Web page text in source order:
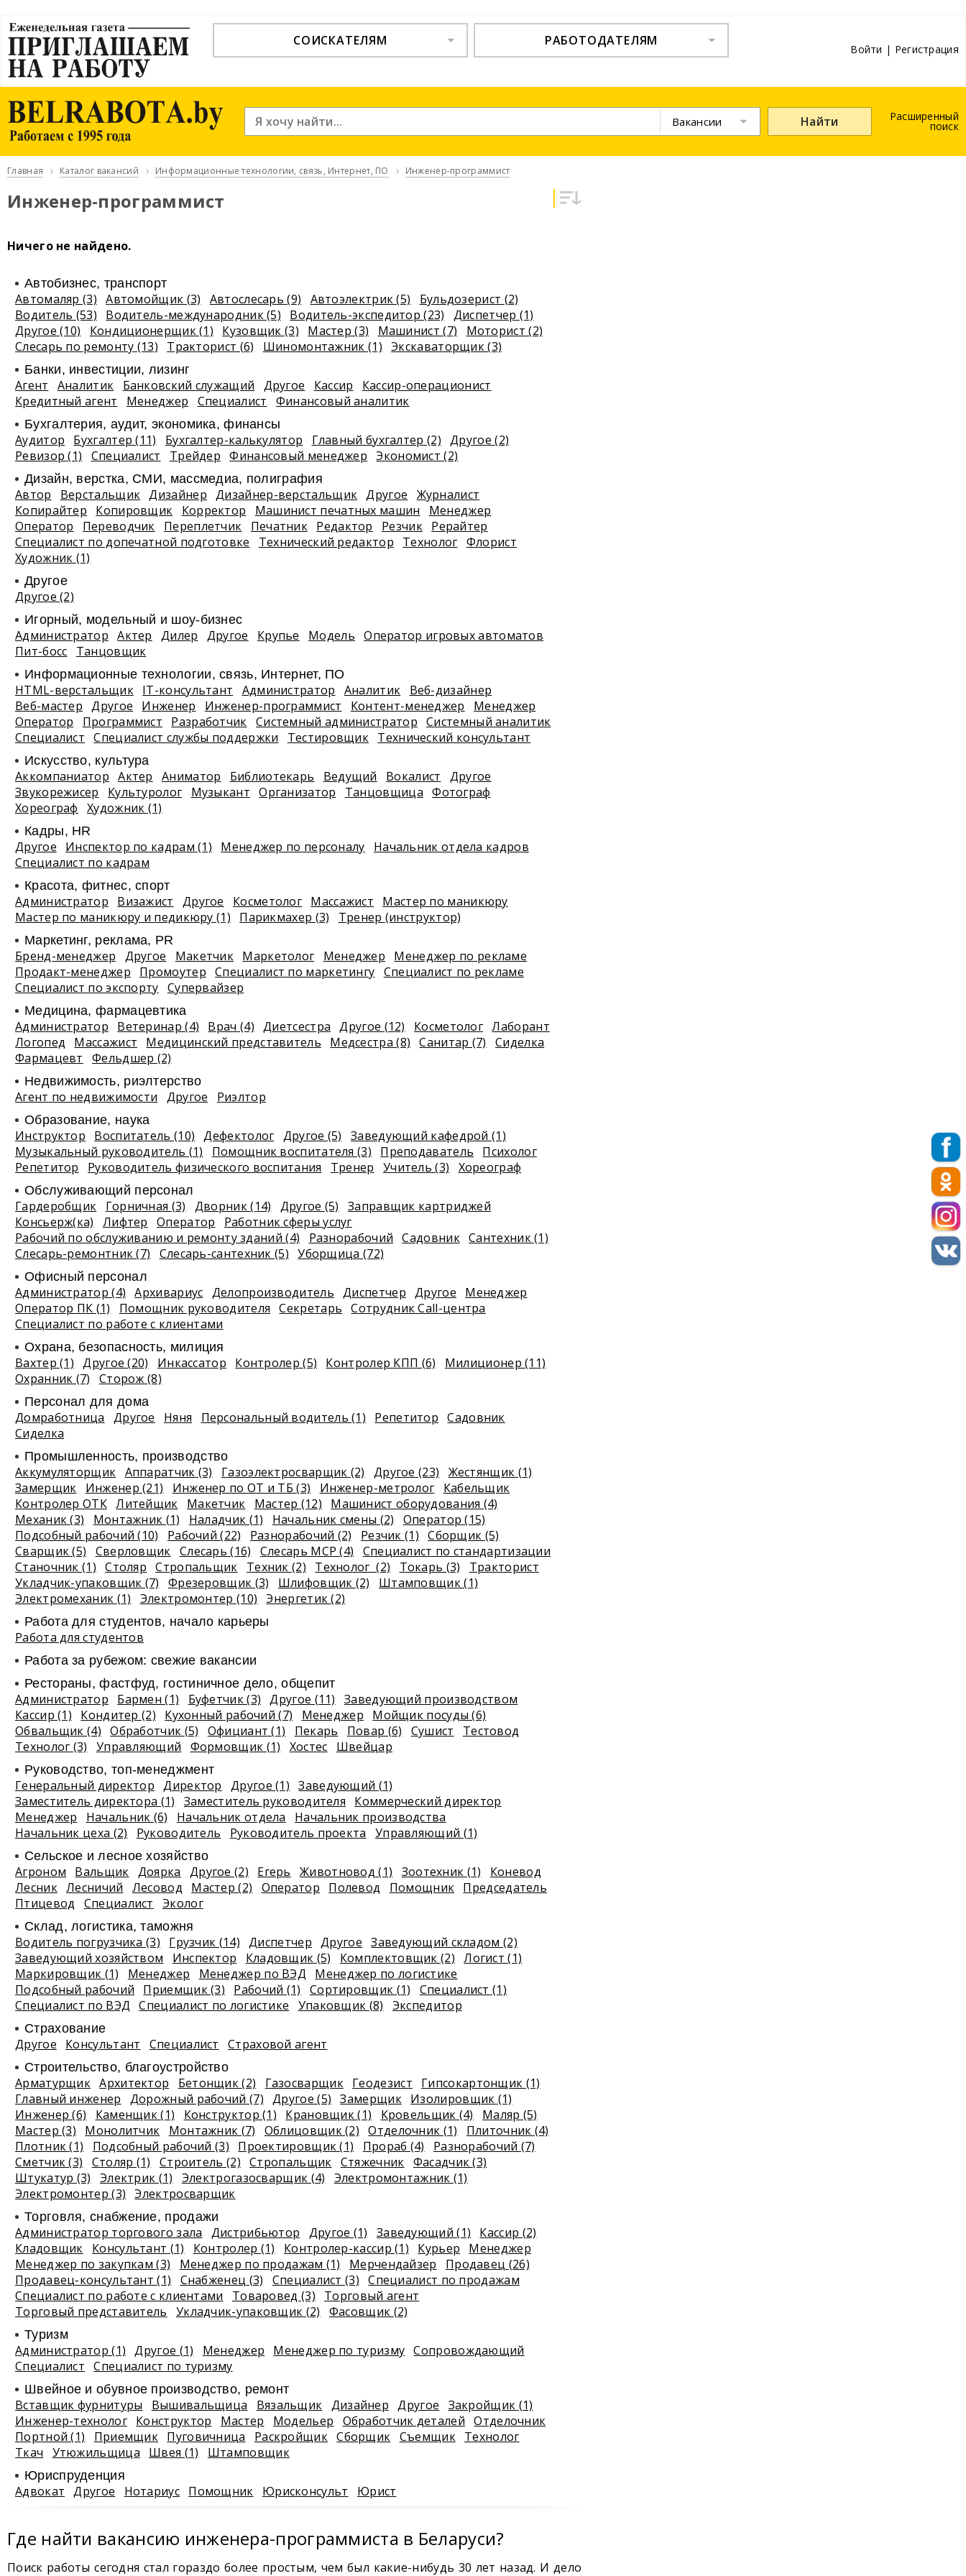
СОИСКАТЕЛЯМ РАБОТОДАТЕЛЯМ
Войти | Регистрация
Вакансии Найти Расширенный
поиск
Главная Каталог вакансий Информационные технологии, связь, Интернет, ПО Инженер-программист
Инженер-программист
Ничего не найдено.
Автобизнес, транспорт
Автомаляр (3) Автомойщик (3) Автослесарь (9) Автоэлектрик (5)
Бульдозерист (2)
Водитель (53)
Водитель-международник (5) Водитель-экспедитор (23)
Диспетчер (1)
Другое (10)
Кондиционерщик (1) Кузовщик (3) Мастер (3) Машинист (7)
Моторист (2)
Слесарь по ремонту (13)
Тракторист (6) Шиномонтажник (1) Экскаваторщик (3)
Банки, инвестиции, лизинг
Агент Аналитик Банковский служащий Другое Кассир
Кассир-операционист
Кредитный агент
Менеджер Специалист Финансовый аналитик
Бухгалтерия, аудит, экономика, финансы
Аудитор Бухгалтер (11) Бухгалтер-калькулятор Главный бухгалтер (2) Другое (2)
Ревизор (1)
Специалист Трейдер Финансовый менеджер Экономист (2)
Дизайн, верстка, СМИ, массмедиа, полиграфия
Автор Верстальщик Дизайнер Дизайнер-верстальщик Другое
Журналист
Копирайтер
Копировщик Корректор Машинист печатных машин
Менеджер
Оператор
Переводчик Переплетчик Печатник Редактор Резчик Рерайтер
Специалист по допечатной подготовке
Технический редактор Технолог Флорист
Художник (1)
Другое
Другое (2)
Игорный, модельный и шоу-бизнес
Администратор Актер Дилер Другое Крупье Модель
Оператор игровых автоматов
Пит-босс
Танцовщик
Информационные технологии, связь, Интернет, ПО
HTML-верстальщик IT-консультант Администратор Аналитик
Веб-дизайнер
Веб-мастер
Другое Инженер Инженер-программист Контент-менеджер
Менеджер
Оператор
Программист Разработчик Системный администратор Системный аналитик
Специалист
Специалист службы поддержки Тестировщик Технический консультант
Искусство, культура
Аккомпаниатор Актер Аниматор Библиотекарь Ведущий Вокалист
Другое
Звукорежисер
Культуролог Музыкант Организатор Танцовщица
Фотограф
Хореограф
Художник (1)
Кадры, HR
Другое Инспектор по кадрам (1) Менеджер по персоналу
Начальник отдела кадров
Специалист по кадрам
Красота, фитнес, спорт
Администратор Визажист Другое Косметолог Массажист
Мастер по маникюру
Мастер по маникюру и педикюру (1)
Парикмахер (3) Тренер (инструктор)
Маркетинг, реклама, PR
Бренд-менеджер Другое Макетчик Маркетолог Менеджер
Менеджер по рекламе
Продакт-менеджер
Промоутер Специалист по маркетингу Специалист по рекламе
Специалист по экспорту Супервайзер
Медицина, фармацевтика
Администратор Ветеринар (4) Врач (4) Диетсестра Другое (12) Косметолог Лаборант
Логопед
Массажист Медицинский представитель Медсестра (8) Санитар (7)
Сиделка
Фармацевт
Фельдшер (2)
Недвижимость, риэлтeрство
Агент по недвижимости Другое Риэлтор
Образование, наука
Инструктор Воспитатель (10) Дефектолог Другое (5)
Заведующий кафедрой (1)
Музыкальный руководитель (1)
Помощник воспитателя (3) Преподаватель
Психолог
Репетитор
Руководитель физического воспитания Тренер Учитель (3) Хореограф
Обслуживающий персонал
Гардеробщик Горничная (3) Дворник (14) Другое (5)
Заправщик картриджей
Консьерж(ка)
Лифтер Оператор
Работник сферы услуг
Рабочий по обслуживанию и ремонту зданий (4)
Разнорабочий Садовник Сантехник (1)
Слесарь-ремонтник (7)
Слесарь-сантехник (5) Уборщица (72)
Офисный персонал
Администратор (4) Архивариус Делопроизводитель Диспетчер Другое
Менеджер
Оператор ПК (1)
Помощник руководителя Секретарь
Сотрудник Call-центра
Специалист по работе с клиентами
Охрана, безопасность, милиция
Вахтер (1) Другое (20) Инкассатор Контролер (5) Контролер КПП (6)
Милиционер (11)
Охранник (7)
Сторож (8)
Персонал для дома
Домработница Другое Няня Персональный водитель (1) Репетитор
Садовник
Сиделка
Промышленность, производство
Аккумуляторщик Аппаратчик (3) Газоэлектросварщик (2) Другое (23)
Жестянщик (1)
Замерщик
Инженер (21) Инженер по ОТ и ТБ (3) Инженер-метролог
Кабельщик
Контролер ОТК Литейщик Макетчик Мастер (12)
Машинист оборудования (4)
Механик (3)
Монтажник (1) Наладчик (1) Начальник смены (2)
Оператор (15)
Подсобный рабочий (10)
Рабочий (22) Разнорабочий (2) Резчик (1)
Сборщик (5)
Сварщик (5)
Сверловщик Слесарь (16) Слесарь МСР (4)
Специалист по стандартизации
Станочник (1)
Столяр Стропальщик Техник (2) Технолог (2) Токарь (3)
Тракторист
Укладчик-упаковщик (7)
Фрезеровщик (3) Шлифовщик (2)
Штамповщик (1)
Электромеханик (1)
Электромонтер (10) Энергетик (2)
Работа для студентов, начало карьеры
Работа для студентов
Работа за рубежом: свежие вакансии
Рестораны, фастфуд, гостиничное дело, общепит
Администратор Бармен (1) Буфетчик (3) Другое (11)
Заведующий производством
Кассир (1)
Кондитер (2) Кухонный рабочий (7) Менеджер
Мойщик посуды (6)
Обвальщик (4)
Обработчик (5) Официант (1) Пекарь Повар (6) Сушист
Тестовод
Технолог (3)
Управляющий Формовщик (1) Хостес Швейцар
Руководство, топ-менеджмент
Генеральный директор Директор Другое (1)
Заведующий (1)
Заместитель директора (1)
Заместитель руководителя
Коммерческий директор
Менеджер
Начальник (6) Начальник отдела
Начальник производства
Начальник цеха (2)
Руководитель Руководитель проекта Управляющий (1)
Сельское и лесное хозяйство
Агроном Вальщик Доярка Другое (2) Егерь Животновод (1) Зоотехник (1)
Коневод
Лесник Лесничий Лесовод Мастер (2) Оператор Полевод Помощник Председатель
Птицевод
Специалист Эколог
Склад, логистика, таможня
Водитель погрузчика (3) Грузчик (14) Диспетчер Другое
Заведующий складом (2)
Заведующий хозяйством
Инспектор Кладовщик (5) Комплектовщик (2)
Логист (1)
Маркировщик (1)
Менеджер Менеджер по ВЭД
Менеджер по логистике
Подсобный рабочий
Приемщик (3) Рабочий (1) Сортировщик (1)
Специалист (1)
Специалист по ВЭД
Специалист по логистике Упаковщик (8) Экспедитор
Страхование
Другое Консультант Специалист Страховой агент
Строительство, благоустройство
Арматурщик Архитектор Бетонщик (2) Газосварщик Геодезист
Гипсокартонщик (1)
Главный инженер
Дорожный рабочий (7) Другое (5) Замерщик Изолировщик (1)
Инженер (6)
Каменщик (1) Конструктор (1) Крановщик (1) Кровельщик (4)
Маляр (5)
Мастер (3)
Монолитчик Монтажник (7) Облицовщик (2) Отделочник (1)
Плиточник (4)
Плотник (1)
Подсобный рабочий (3) Проектировщик (1) Прораб (4)
Разнорабочий (7)
Сметчик (3)
Столяр (1) Строитель (2) Стропальщик Стяжечник Фасадчик (3)
Штукатур (3)
Электрик (1) Электрогазосварщик (4)
Электромонтажник (1)
Электромонтер (3)
Электросварщик
Торговля, снабжение, продажи
Администратор торгового зала Дистрибьютор Другое (1) Заведующий (1)
Кассир (2)
Кладовщик
Консультант (1) Контролер (1) Контролер-кассир (1) Курьер
Менеджер
Менеджер по закупкам (3)
Менеджер по продажам (1) Мерчендайзер
Продавец (26)
Продавец-консультант (1)
Снабженец (3) Специалист (3)
Специалист по продажам
Специалист по работе с клиентами
Товаровед (3)
Торговый агент
Торговый представитель
Укладчик-упаковщик (2) Фасовщик (2)
Туризм
Администратор (1) Другое (1) Менеджер Менеджер по туризму Сопровождающий
Специалист
Специалист по туризму
Швейное и обувное производство, ремонт
Вставщик фурнитуры Вышивальщица Вязальщик Дизайнер Другое
Закройщик (1)
Инженер-технолог Конструктор Мастер Модельер Обработчик деталей
Отделочник
Портной (1)
Приемщик Пуговичница Раскройщик Сборщик Съемщик Технолог
Ткач
Утюжильщица Швея (1) Штамповщик
Юриспруденция
Адвокат Другое Нотариус Помощник Юрисконсульт Юрист
Где найти вакансию инженера-программиста в Беларуси?
Поиск работы сегодня стал гораздо более простым, чем был какие-нибудь 30 лет назад. И дело